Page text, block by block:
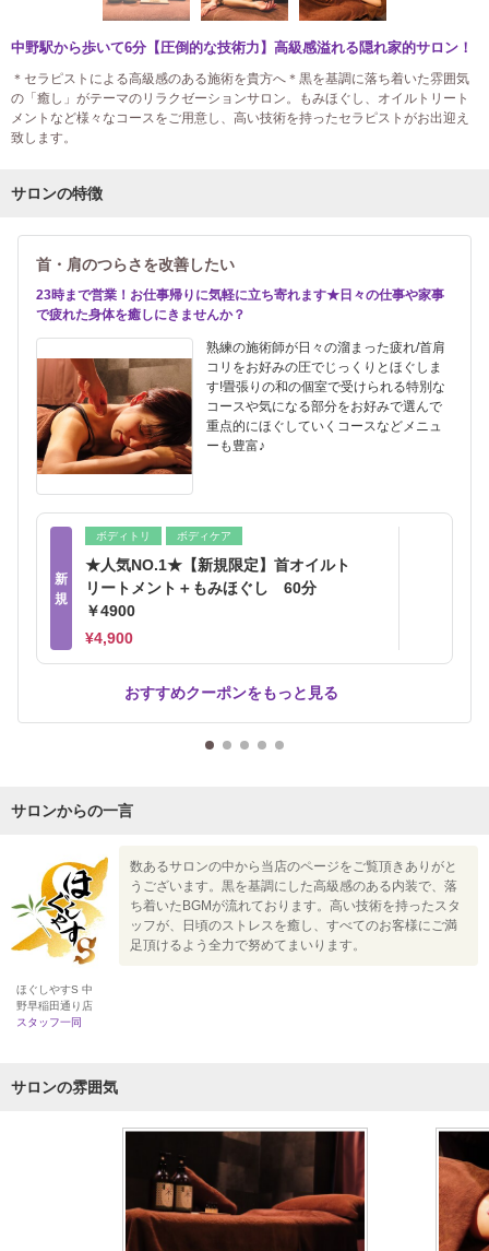
中野駅から歩いて6分【圧倒的な技術力】高級感溢れる隠れ家的サロン！
＊セラピストによる高級感のある施術を貴方へ＊黒を基調に落ち着いた雰囲気
の「癒し」がテーマのリラクゼーションサロン。もみほぐし、オイルトリート
メントなど様々なコースをご用意し、高い技術を持ったセラピストがお出迎え
致します。
サロンの特徴
首・肩のつらさを改善したい
23時まで営業！お仕事帰りに気軽に立ち寄れます★日々の仕事や家事
で疲れた身体を癒しにきませんか？
熟練の施術師が日々の溜まった疲れ/首肩
コリをお好みの圧でじっくりとほぐしま
す!畳張りの和の個室で受けられる特別な
コースや気になる部分をお好みで選んで
重点的にほぐしていくコースなどメニュ
ーも豊富♪
新
規
ボディトリ ボディケア
★人気NO.1★【新規限定】首オイルト
リートメント＋もみほぐし 60分
￥4900
¥4,900
おすすめクーポンをもっと見る
サロンからの一言
ほぐしやすS 中
野早稲田通り店
スタッフ一同
数あるサロンの中から当店のページをご覧頂きありがと
うございます。黒を基調にした高級感のある内装で、落
ち着いたBGMが流れております。高い技術を持ったスタ
ッフが、日頃のストレスを癒し、すべてのお客様にご満
足頂けるよう全力で努めてまいります。
サロンの雰囲気